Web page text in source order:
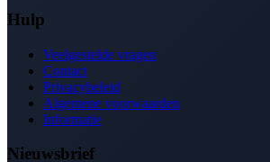
Hulp
Veelgestelde vragen
Contact
Privacybeleid
Algemene voorwaarden
Informatie
Nieuwsbrief